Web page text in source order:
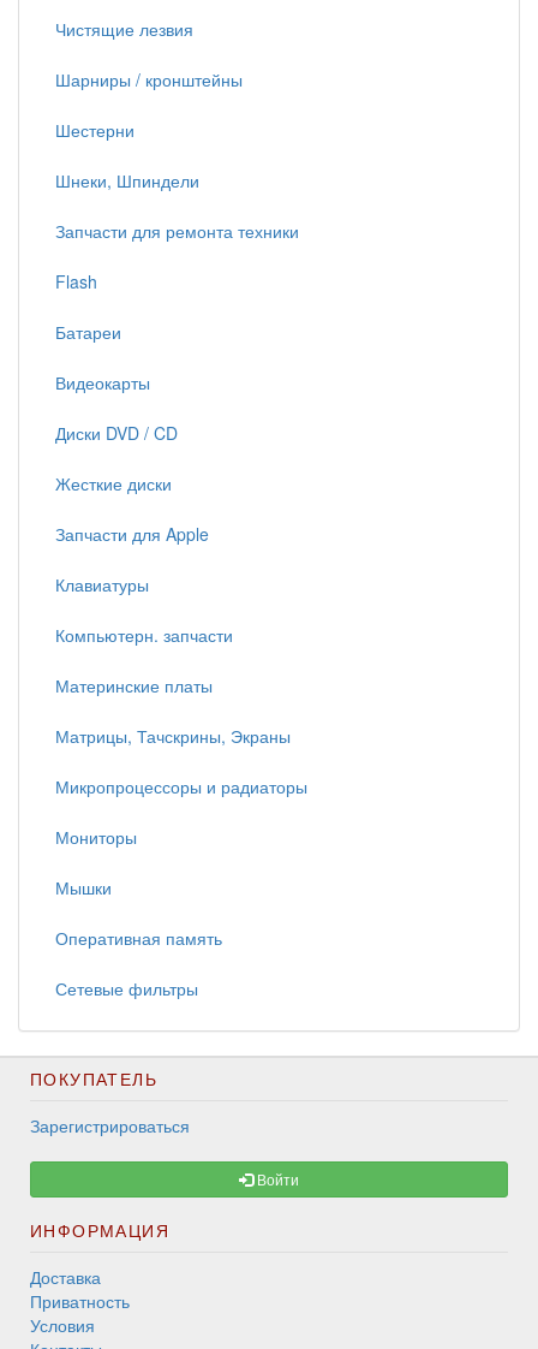
Чистящие лезвия
Шарниры / кронштейны
Шестерни
Шнеки, Шпиндели
Запчасти для ремонта техники
Flash
Батареи
Видеокарты
Диски DVD / CD
Жесткие диски
Запчасти для Apple
Клавиатуры
Компьютерн. запчасти
Материнские платы
Матрицы, Тачскрины, Экраны
Микропроцессоры и радиаторы
Мониторы
Мышки
Оперативная память
Сетевые фильтры
ПОКУПАТЕЛЬ
Зарегистрироваться
Войти
ИНФОРМАЦИЯ
Доставка
Приватность
Условия